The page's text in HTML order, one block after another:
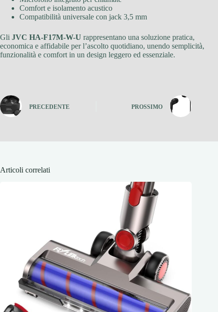
Comfort e isolamento acustico
Compatibilità universale con jack 3,5 mm
Gli JVC HA-F17M-W-U rappresentano una soluzione pratica,
economica e affidabile per l’ascolto quotidiano, unendo semplicità,
funzionalità e comfort in un design leggero ed essenziale.
PRECEDENTE PROSSIMO
Articoli correlati